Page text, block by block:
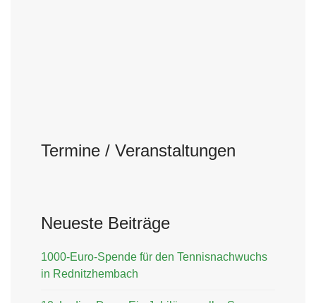
Termine / Veranstaltungen
Neueste Beiträge
1000-Euro-Spende für den Tennisnachwuchs
in Rednitzhembach